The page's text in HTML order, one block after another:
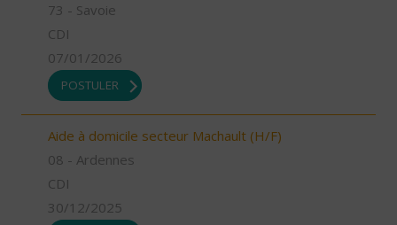
73 - Savoie
CDI
07/01/2026
POSTULER
Aide à domicile secteur Machault (H/F)
08 - Ardennes
CDI
30/12/2025